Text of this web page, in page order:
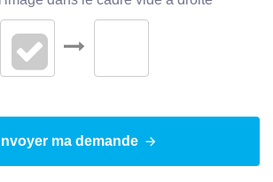
et
23/06/2026
ma demande